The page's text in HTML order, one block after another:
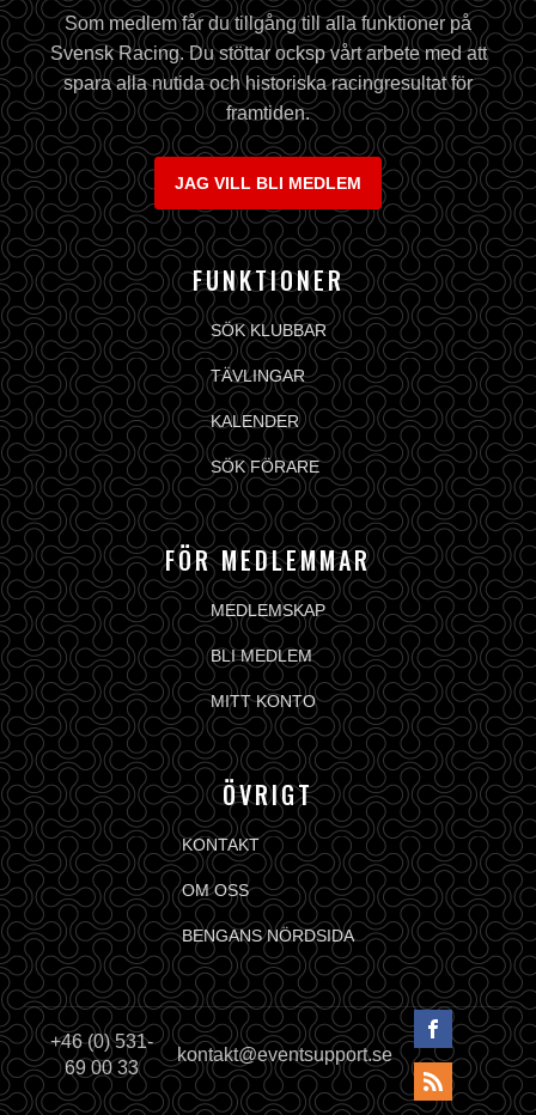
Som medlem får du tillgång till alla funktioner på
Svensk Racing. Du stöttar ocksp vårt arbete med att
spara alla nutida och historiska racingresultat för
framtiden.
JAG VILL BLI MEDLEM
FUNKTIONER
SÖK KLUBBAR
TÄVLINGAR
KALENDER
SÖK FÖRARE
FÖR MEDLEMMAR
MEDLEMSKAP
BLI MEDLEM
MITT KONTO
ÖVRIGT
KONTAKT
OM OSS
BENGANS NÖRDSIDA
+46 (0) 531-
69 00 33
kontakt@eventsupport.se